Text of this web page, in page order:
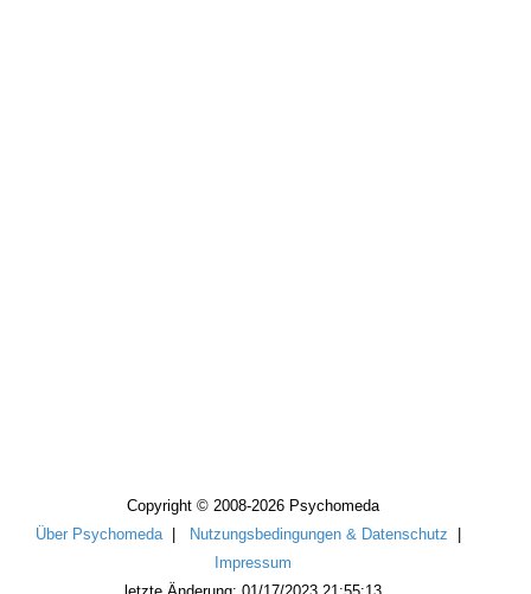
Copyright © 2008-2026 Psychomeda
Über Psychomeda| Nutzungsbedingungen & Datenschutz
Impressum